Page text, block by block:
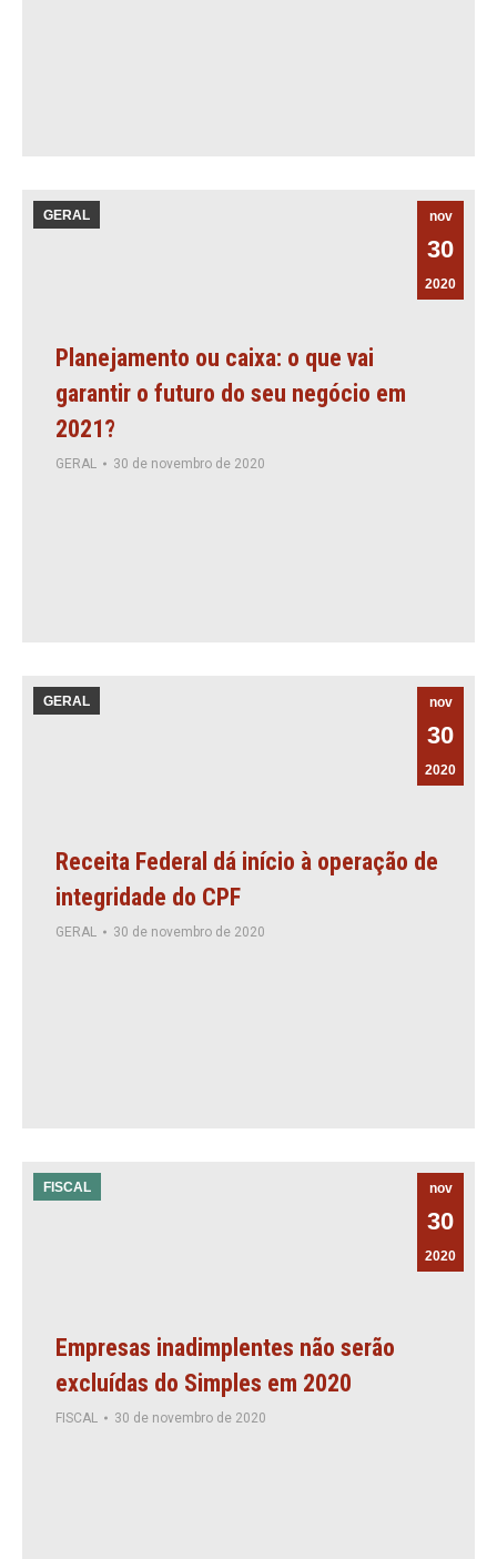
nov
30
2020
GERAL
Planejamento ou caixa: o que vai
garantir o futuro do seu negócio em
2021?
GERAL 30 de novembro de 2020
nov
30
2020
GERAL
Receita Federal dá início à operação de
integridade do CPF
GERAL 30 de novembro de 2020
nov
30
2020
FISCAL
Empresas inadimplentes não serão
excluídas do Simples em 2020
FISCAL 30 de novembro de 2020